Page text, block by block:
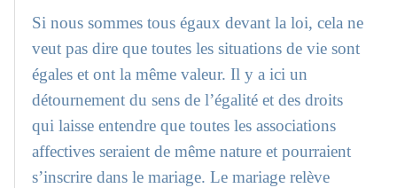
Si nous sommes tous égaux devant la loi, cela ne
veut pas dire que toutes les situations de vie sont
égales et ont la même valeur. Il y a ici un
détournement du sens de l’égalité et des droits
qui laisse entendre que toutes les associations
affectives seraient de même nature et pourraient
s’inscrire dans le mariage. Le mariage relève